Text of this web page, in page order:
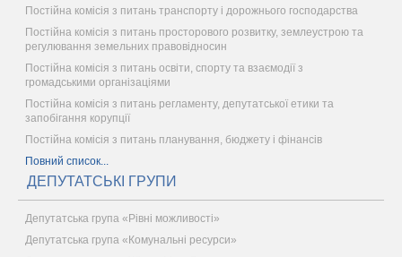
Постійна комісія з питань транспорту і дорожнього господарства
Постійна комісія з питань просторового розвитку, землеустрою та
регулювання земельних правовідносин
Постійна комісія з питань освіти, спорту та взаємодії з
громадськими організаціями
Постійна комісія з питань регламенту, депутатської етики та
запобігання корупції
Постійна комісія з питань планування, бюджету і фінансів
Повний список...
ДЕПУТАТСЬКІ ГРУПИ
Депутатська група «Рівні можливості»
Депутатська група «Комунальні ресурси»